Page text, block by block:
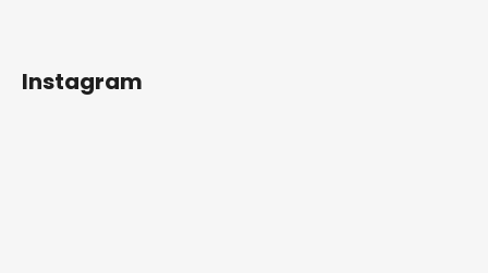
Instagram